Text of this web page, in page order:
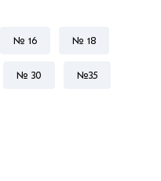
№ 16 № 18
№ 30 №35